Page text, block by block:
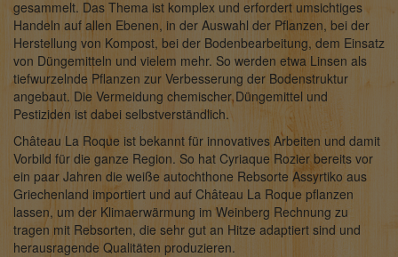
gesammelt. Das Thema ist komplex und erfordert umsichtiges
Handeln auf allen Ebenen, in der Auswahl der Pflanzen, bei der
Herstellung von Kompost, bei der Bodenbearbeitung, dem Einsatz
von Düngemitteln und vielem mehr. So werden etwa Linsen als
tiefwurzelnde Pflanzen zur Verbesserung der Bodenstruktur
angebaut. Die Vermeidung chemischer Düngemittel und
Pestiziden ist dabei selbstverständlich.
Château La Roque ist bekannt für innovatives Arbeiten und damit
Vorbild für die ganze Region. So hat Cyriaque Rozier bereits vor
ein paar Jahren die weiße autochthone Rebsorte Assyrtiko aus
Griechenland importiert und auf Château La Roque pflanzen
lassen, um der Klimaerwärmung im Weinberg Rechnung zu
tragen mit Rebsorten, die sehr gut an Hitze adaptiert sind und
herausragende Qualitäten produzieren.